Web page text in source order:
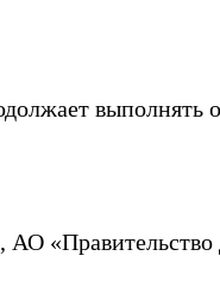
выполнять
«Правительство